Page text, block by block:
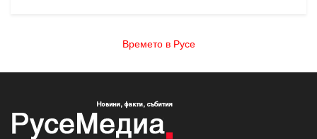
Времето в Русе